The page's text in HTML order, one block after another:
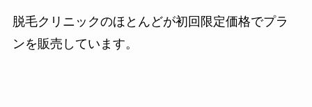
脱毛クリニックのほとんどが初回限定価格でプラ
ンを販売しています。